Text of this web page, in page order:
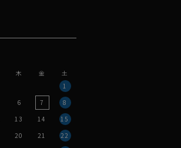
木 金
土
1
6 7
8
13 14
15
20 21
22